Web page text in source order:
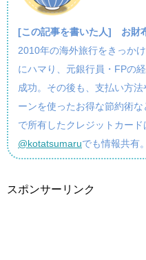
[この記事を書いた人] お財
2010年の海外旅行をきっか
にハマり、元銀行員・FPの
成功。その後も、支払い方
ーンを使ったお得な節約術
で所有したクレジットカー
@kotatsumaruでも情報共有。
スポンサーリンク